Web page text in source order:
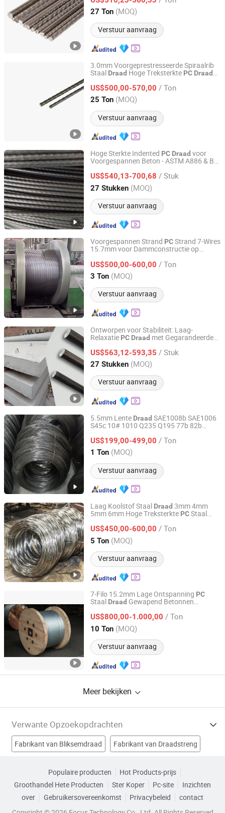
27 Ton (MOQ)
Verstuur aanvraag
Tianjin, China Sinds 2024
3.0mm Voorgeprestresseerde Spiraalrib
Staal Draad Hoge Treksterkte PC Draad
US$500,00-570,00 / Ton
25 Ton (MOQ)
Verstuur aanvraag
Yuanxian High Tech Materials Trading (Tianjin) Co., Ltd.
Tianjin, China Sinds 2023
Hoge Sterkte Indented PC Draad voor
Voorgespannen Beton - ASTM A886 & BS
US$540,13-700,68 / Stuk
27 Stukken (MOQ)
Verstuur aanvraag
Tianjin Wasungen Metal Products Co., Ltd.
Tianjin, China Sinds 2024
Voorgespannen Strand PCStrand 7-Wires
15.7mm voor Dammconstructie op
US$500,00-600,00 / Ton
3 Ton (MOQ)
Verstuur aanvraag
Yuanxian High Tech Materials Trading (Tianjin) Co., Ltd.
Tianjin, China Sinds 2023
Ontworpen voor Stabiliteit: Laag-
Relaxatie PC Draad met Gegarandeerde
US$563,12-593,35 / Stuk
27 Stukken (MOQ)
Verstuur aanvraag
Tianjin Wasungen Metal Products Co., Ltd.
Tianjin, China Sinds 2024
5.5mm Lente Draad SAE1008b SAE1006
S45c 10# 1010 Q235 Q195 77b 82b
DraadHeet Gedompeld Gegalvaniseerd
Metaal Spijker
Spoelen
US$199,00-499,00 / Ton
1 Ton (MOQ)
Verstuur aanvraag
Tianjin Dingshengwang Steel Trade Co., Ltd.
Tianjin, China Sinds 2018
Laag Koolstof Staal Draad 3mm 4mm
5mm 6mm Hoge Treksterkte PCStaal
Draadop Voorraad
US$450,00-600,00 / Ton
5 Ton (MOQ)
Verstuur aanvraag
Hongye Steel (Shandong) Co., Ltd.
Shandong, China Sinds 2023
7-Filo 15.2mm Lage Ontspanning PC
Staal Draad Gewapend Betonnen
US$800,00-1.000,00 / Ton
10 Ton (MOQ)
Verstuur aanvraag
ZHEJIANG WANSHENG YUNHE STEEL CABLE CO., LTD.
Zhejiang, China Sinds 2017
Meer bekijken
Verwante Opzoekopdrachten
Fabrikant van Bliksemdraad Fabrikant van Draadstreng
pc strand staal draad Fabrieken gewone pc draad Fabrieken
Populaire producten
Hot Products-prijs
Groothandel Hete Producten
Ster Koper Pc-site
Inzichten
over
Gebruikersovereenkomst Privacybeleid
contact